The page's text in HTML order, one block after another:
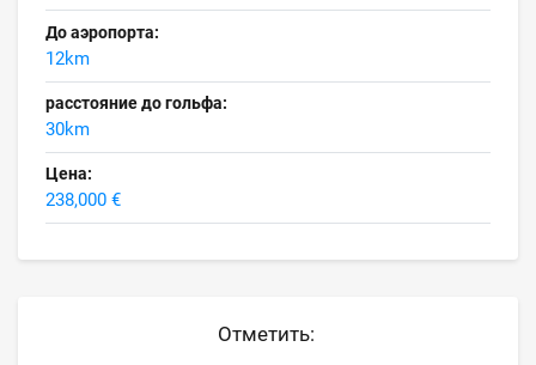
До аэропорта:
12km
расстояние до гольфа:
30km
Цена:
238,000 €
Отметить: